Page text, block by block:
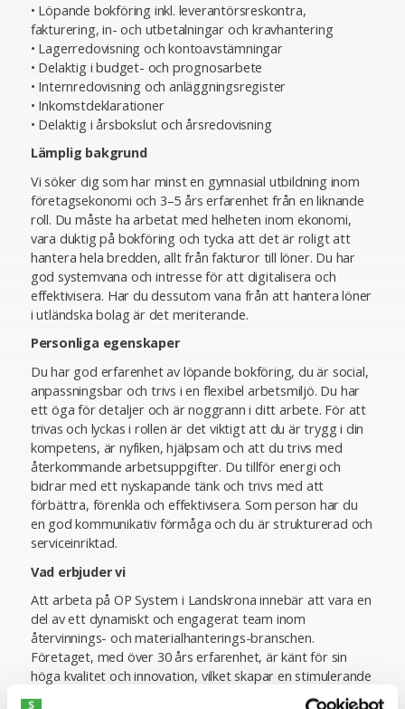
• Löpande bokföring inkl. leverantörsreskontra,
fakturering, in- och utbetalningar och kravhantering
• Lagerredovisning och kontoavstämningar
• Delaktig i budget- och prognosarbete
• Internredovisning och anläggningsregister
• Inkomstdeklarationer
• Delaktig i årsbokslut och årsredovisning
Lämplig bakgrund
Vi söker dig som har minst en gymnasial utbildning inom
företagsekonomi och 3–5 års erfarenhet från en liknande
roll. Du måste ha arbetat med helheten inom ekonomi,
vara duktig på bokföring och tycka att det är roligt att
hantera hela bredden, allt från fakturor till löner. Du har
god systemvana och intresse för att digitalisera och
effektivisera. Har du dessutom vana från att hantera löner
i utländska bolag är det meriterande.
Personliga egenskaper
Du har god erfarenhet av löpande bokföring, du är social,
anpassningsbar och trivs i en flexibel arbetsmiljö. Du har
ett öga för detaljer och är noggrann i ditt arbete. För att
trivas och lyckas i rollen är det viktigt att du är trygg i din
kompetens, är nyfiken, hjälpsam och att du trivs med
återkommande arbetsuppgifter. Du tillför energi och
bidrar med ett nyskapande tänk och trivs med att
förbättra, förenkla och effektivisera. Som person har du
en god kommunikativ förmåga och du är strukturerad och
serviceinriktad.
Vad erbjuder vi
Att arbeta på OP System i Landskrona innebär att vara en
del av ett dynamiskt och engagerat team inom
återvinnings- och materialhanterings-branschen.
Företaget, med över 30 års erfarenhet, är känt för sin
höga kvalitet och innovation, vilket skapar en stimulerande
arbetsmiljö för medarbetarna. Vi är en arbetsplats som